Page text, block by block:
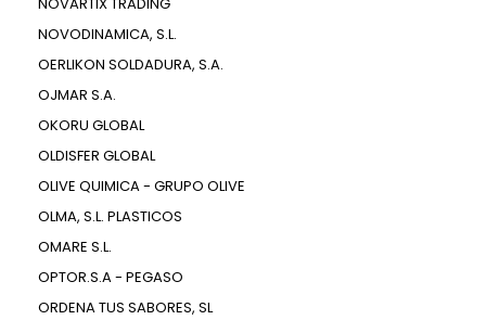
NOVODINAMICA, S.L.
OERLIKON SOLDADURA, S.A.
OJMAR S.A.
OKORU GLOBAL
OLDISFER GLOBAL
OLIVE QUIMICA - GRUPO OLIVE
OLMA, S.L. PLASTICOS
OMARE S.L.
OPTOR.S.A - PEGASO
ORDENA TUS SABORES, SL